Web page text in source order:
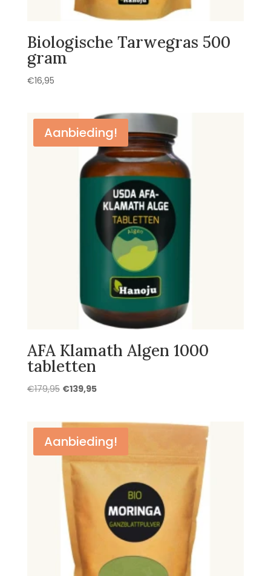
Biologische Tarwegras 500
gram
€16,95
Aanbieding!
AFA Klamath Algen 1000
tabletten
€179,95 Oorspronkelijke
€179,95.
€139,95Huidige
€139,95.
Aanbieding!